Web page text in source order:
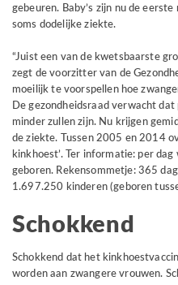
gebeuren. Baby’s zijn nu de
soms dodelijke ziekte.
“Juist een van de kwetsbaarste
zegt de voorzitter van de
moeilijk te voorspellen hoe
De gezondheidsraad verwacht dat
minder zullen zijn. Nu krijgen
de ziekte. Tussen 2005 en 2014
kinkhoest’. Ter informatie: per
geboren. Rekensommetje: 365
1.697.250 kinderen (geboren
Schokkend
Schokkend dat het
worden aan zwangere vrouwen.